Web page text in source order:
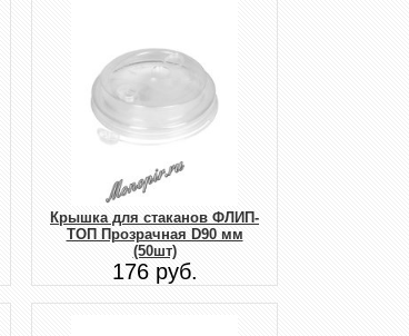
Крышка для стаканов ФЛИП-
ТОП Прозрачная D90 мм
(50шт)
176 руб.